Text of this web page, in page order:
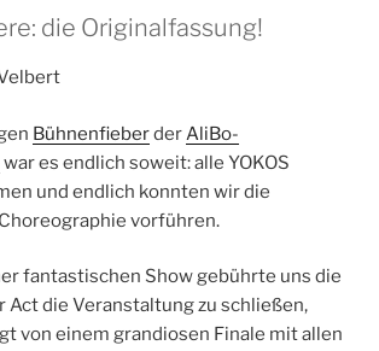
die Originalfassung!
BühnenfieberderAliBo-
war es endlich soweit: alle YOKOS
und endlich konnten wir die
vorführen.
fantastischen Show gebührte uns die
Act die Veranstaltung zu schließen,
von einem grandiosen Finale mit allen